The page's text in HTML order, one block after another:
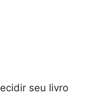
seu livro